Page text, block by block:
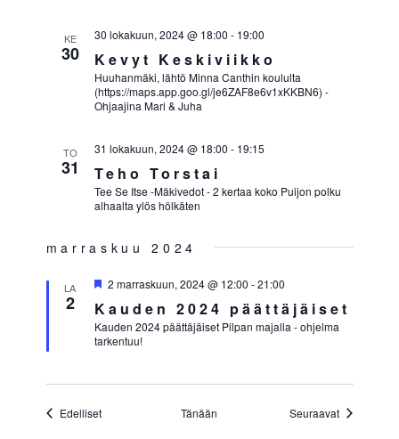
KE
30 Kevyt Keskiviikko
30 lokakuun, 2024 @ 18:00 - 19:00
Huuhanmäki, lähtö Minna Canthin koululta
(https://maps.app.goo.gl/je6ZAF8e6v1xKKBN6) -
Ohjaajina Mari & Juha
TO
31 Teho Torstai
31 lokakuun, 2024 @ 18:00 - 19:15
Tee Se Itse -Mäkivedot - 2 kertaa koko Puijon polku
alhaalta ylös hölkäten
marraskuu 2024
LA
2 Kauden 2024 päättäjäiset
Suositeltu
2 marraskuun, 2024 @ 12:00 -21:00
Kauden 2024 päättäjäiset Pilpan majalla - ohjelma
tarkentuu!
EdellisetTapahtumat Tänään SeuraavatTapahtumat